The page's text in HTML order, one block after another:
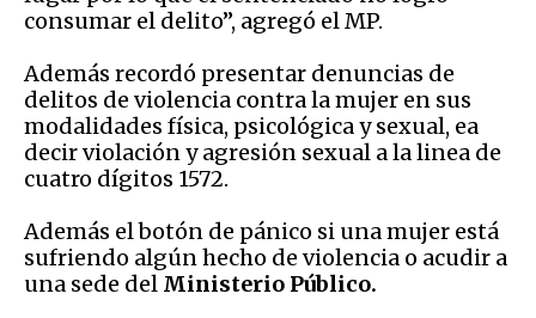
consumar el delito”, agregó el MP.
Además recordó presentar denuncias de
delitos de violencia contra la mujer en sus
modalidades física, psicológica y sexual, ea
decir violación y agresión sexual a la linea de
cuatro dígitos 1572.
Además el botón de pánico si una mujer está
sufriendo algún hecho de violencia o acudir a
una sede del Ministerio Público.